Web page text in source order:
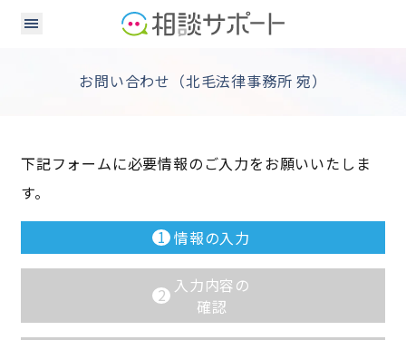
お問い合わせ（北毛法律事務所 宛）
下記フォームに必要情報のご入力をお願いいたしま
す。
1 情報の入力
2 入力内容の
確認